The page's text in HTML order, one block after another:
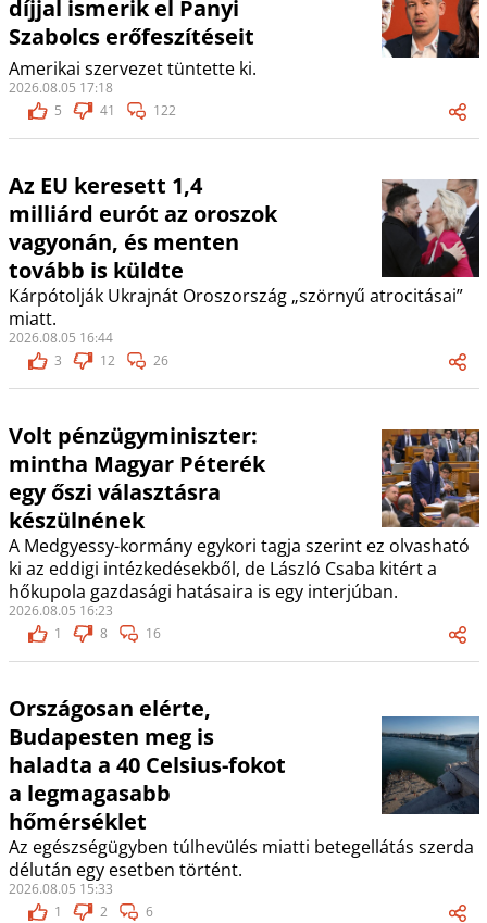
díjjal ismerik el Panyi
Szabolcs erőfeszítéseit
Amerikai szervezet tüntette ki.
2026.08.05 17:18
5
41 122
Az EU keresett 1,4
milliárd eurót az oroszok
vagyonán, és menten
tovább is küldte
Kárpótolják Ukrajnát Oroszország „szörnyű atrocitásai”
miatt.
2026.08.05 16:44
3
12 26
Volt pénzügyminiszter:
mintha Magyar Péterék
egy őszi választásra
készülnének
A Medgyessy-kormány egykori tagja szerint ez olvasható
ki az eddigi intézkedésekből, de László Csaba kitért a
hőkupola gazdasági hatásaira is egy interjúban.
2026.08.05 16:23
1
8 16
Országosan elérte,
Budapesten meg is
haladta a 40 Celsius-fokot
a legmagasabb
hőmérséklet
Az egészségügyben túlhevülés miatti betegellátás szerda
délután egy esetben történt.
2026.08.05 15:33
1
2 6